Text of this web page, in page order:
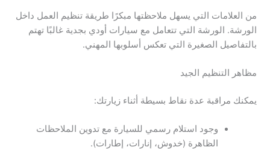
من العلامات التي يسهل ملاحظتها مبكرًا طريقة تنظيم العمل داخل
الورشة. الورشة التي تتعامل مع سيارات أودي بجدية غالبًا تهتم
بالتفاصيل الصغيرة التي تعكس أسلوبها المهني.
مظاهر التنظيم الجيد
يمكنك مراقبة عدة نقاط بسيطة أثناء زيارتك:
وجود استلام رسمي للسيارة مع تدوين الملاحظات
الظاهرة (خدوش، إنارات، إطارات).